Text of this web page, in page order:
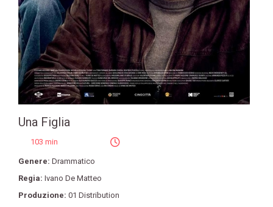
Una Figlia
103 min
Genere: Drammatico
Regia: Ivano De Matteo
Produzione: 01 Distribution